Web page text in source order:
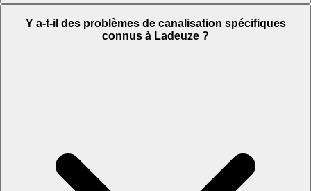
Y a-t-il des problèmes de canalisation spécifiques
connus à Ladeuze ?